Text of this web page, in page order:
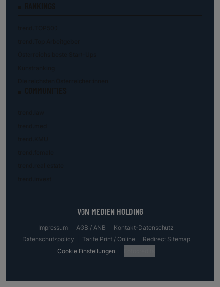
VGN MEDIEN HOLDING
Impressum AGB / ANB
Kontakt-Datenschutz
Datenschutzpolicy
Tarife Print / Online
Redirect Sitemap
Cookie Einstellungen